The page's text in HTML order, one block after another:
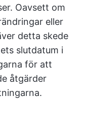
Oavsett om
eller
detta skede
slutdatum i
för att
åtgärder